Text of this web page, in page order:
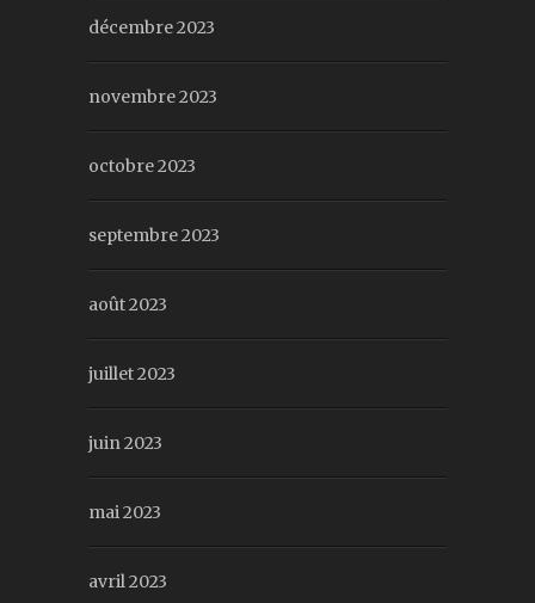
décembre 2023
novembre 2023
octobre 2023
septembre 2023
août 2023
juillet 2023
juin 2023
mai 2023
avril 2023